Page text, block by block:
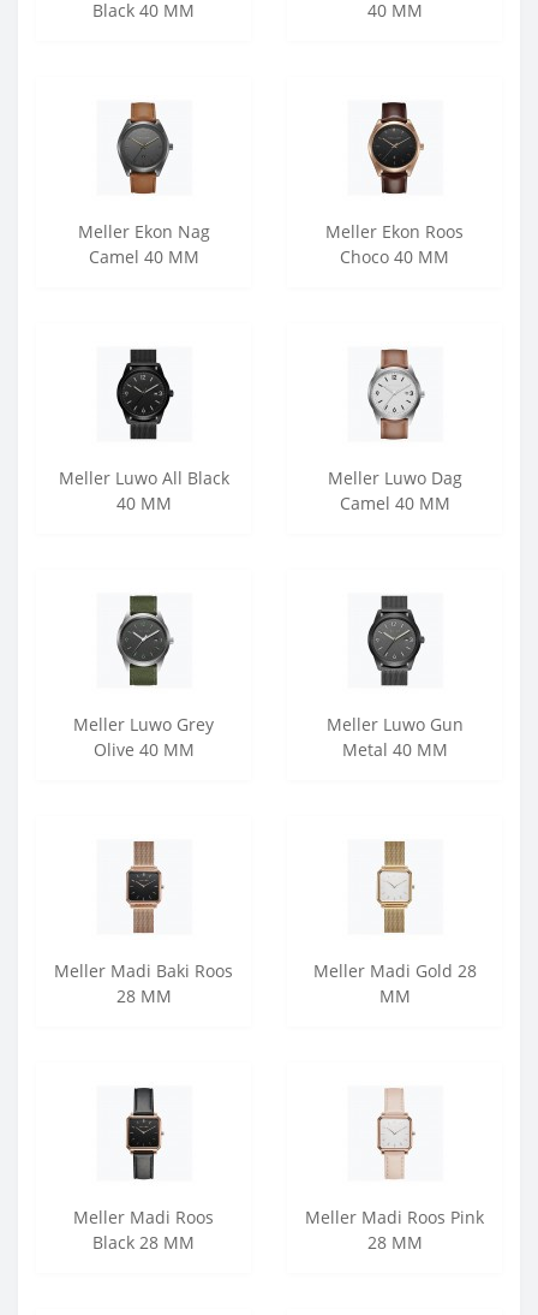
Black 40 MM 40 MM
Meller Ekon Nag
Camel 40 MM
Meller Ekon Roos
Choco 40 MM
Meller Luwo All Black
40 MM
Meller Luwo Dag
Camel 40 MM
Meller Luwo Grey
Olive 40 MM
Meller Luwo Gun
Metal 40 MM
Meller Madi Baki Roos
28 MM
Meller Madi Gold 28
MM
Meller Madi Roos
Black 28 MM
Meller Madi Roos Pink
28 MM